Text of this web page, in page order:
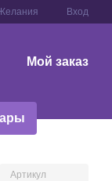
Вход
Мой заказ
Артикул